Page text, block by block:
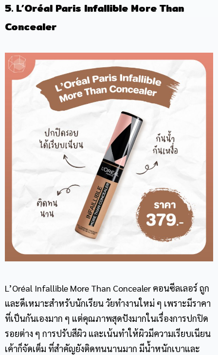
5. L’Oréal Paris Infallible More Than
Concealer
L’Oréal Infallible More Than Concealer คอนซีลเลอร์ ถูก
และดีเหมาะสำหรับนักเรียน วัยทำงานใหม่ ๆ เพราะมีราคา
ที่เป็นกันเองมาก ๆ แต่คุณภาพสุดปังมากในเรื่องการปกปิด
รอยต่าง ๆ การปรับสีผิว และเน้นทำให้ผิวมีความเรียบเนียน
เค้าก็จัดเต็ม ที่สำคัญยังติดทนนานมาก มีน้ำหนักเบาและ